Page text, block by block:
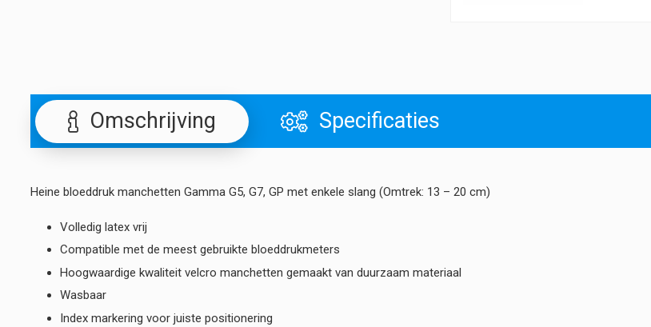
Omschrijving Specificaties
Heine bloeddruk manchetten Gamma G5, G7, GP met enkele slang (Omtrek: 13 – 20 cm)
Volledig latex vrij
Compatible met de meest gebruikte bloeddrukmeters
Hoogwaardige kwaliteit velcro manchetten gemaakt van duurzaam materiaal
Wasbaar
Index markering voor juiste positionering